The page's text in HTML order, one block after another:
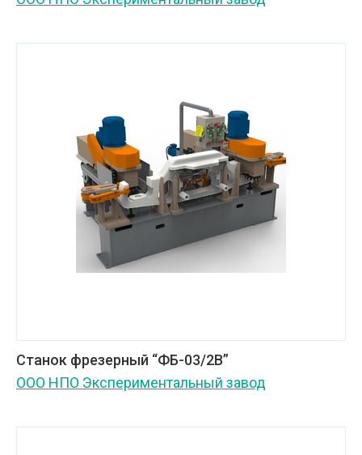
Станок фрезерный “ФБ-03/2В”
ООО НПО Экспериментальный завод